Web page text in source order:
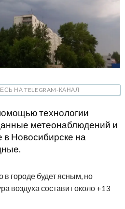
НА TELEGRAM-КАНАЛ
технологии
метеонаблюдений и
в Новосибирске на
в городе будет ясным, но
воздуха составит около +13